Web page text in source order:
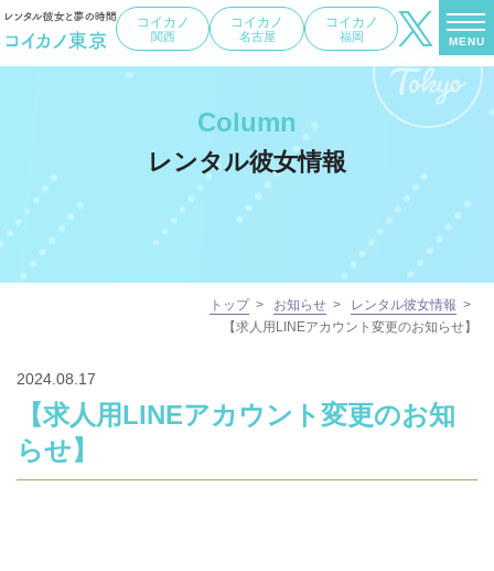
MENU
コイカノ
関西
コイカノ
名古屋
コイカノ
福岡
Column
レンタル彼女情報
トップ> お知らせ > レンタル彼女情報 >
【求人用LINEアカウント変更のお知らせ】
2024.08.17
【求人用LINEアカウント変更のお知
らせ】